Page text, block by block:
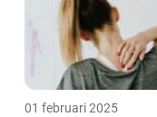
01 februari 2025